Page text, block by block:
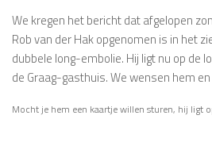
We kregen het bericht dat afgelopen
Rob van der Hak opgenomen is in het
dubbele long-embolie. Hij ligt nu op de
de Graag-gasthuis. We wensen hem
Mocht je hem een kaartje willen sturen, hij ligt